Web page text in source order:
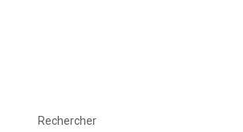
Rechercher